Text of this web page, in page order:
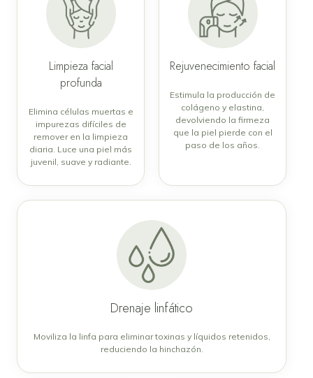
Limpieza facial
profunda
Elimina células muertas e
impurezas difíciles de
remover en la limpieza
diaria. Luce una piel más
juvenil, suave y radiante.
Rejuvenecimiento facial
Estimula la producción de
colágeno y elastina,
devolviendo la firmeza
que la piel pierde con el
paso de los años.
Drenaje linfático
Moviliza la linfa para eliminar toxinas y líquidos retenidos,
reduciendo la hinchazón.